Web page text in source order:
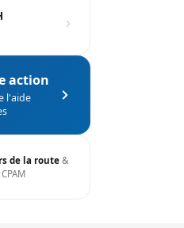
action
l'aide
de la route&